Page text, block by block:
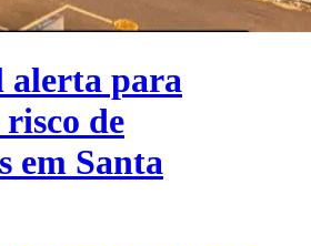
alerta para
de
em Santa